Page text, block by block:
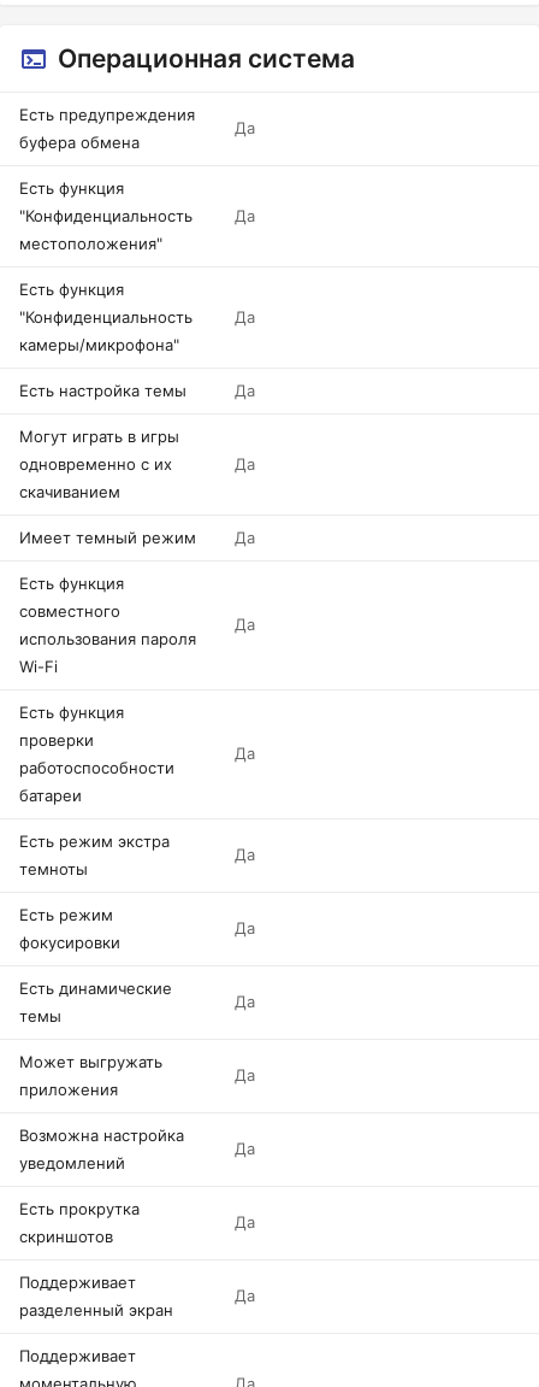
Операционная система
Есть предупреждения
буфера обмена
Да
Есть функция
"Конфиденциальность
местоположения"
Да
Есть функция
"Конфиденциальность
камеры/микрофона"
Да
Есть настройка темы Да
Могут играть в игры
одновременно с их
скачиванием
Да
Имеет темный режим Да
Есть функция
совместного
использования пароля
Wi-Fi
Да
Есть функция
проверки
работоспособности
батареи
Да
Есть режим экстра
темноты
Да
Есть режим
фокусировки
Да
Есть динамические
темы
Да
Может выгружать
приложения
Да
Возможна настройка
уведомлений
Да
Есть прокрутка
скриншотов
Да
Поддерживает
разделенный экран
Да
Поддерживает